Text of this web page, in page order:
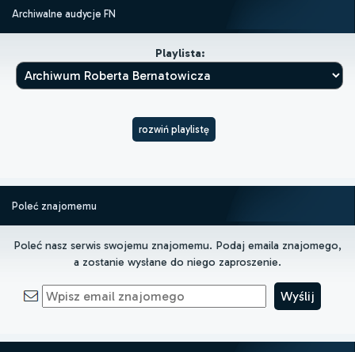
Archiwalne audycje FN
Playlista:
rozwiń playlistę
Poleć znajomemu
Poleć nasz serwis swojemu znajomemu. Podaj emaila znajomego,
a zostanie wysłane do niego zaproszenie.